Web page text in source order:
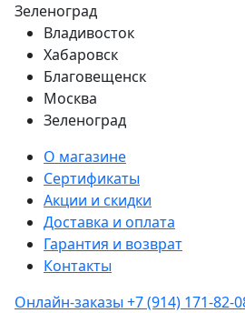
Зеленоград
Владивосток
Хабаровск
Благовещенск
Москва
Зеленоград
О магазине
Сертификаты
Акции и скидки
Доставка и оплата
Гарантия и возврат
Контакты
Онлайн-заказы +7 (914) 171-82-